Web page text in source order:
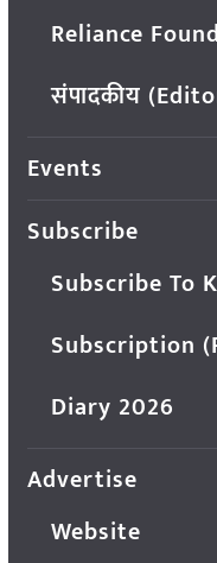
Reliance
संपादकीय
Events
Subscribe
Subscribe To
Subscription
Diary 2026
Advertise
Website